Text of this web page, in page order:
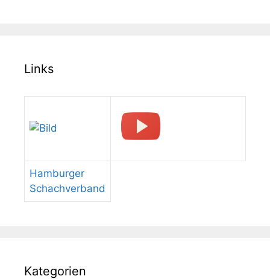
Links
Hamburger
Schachverband
Kategorien